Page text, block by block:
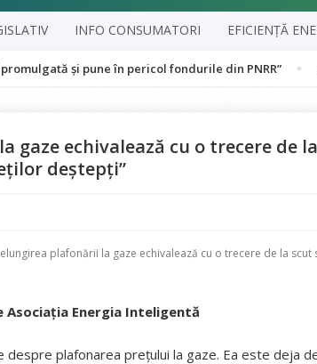
INFO CONSUMATORI EFICIENȚĂ
pune în pericol fondurile din PNRR”
gaze echivalează cu o trecere de
deștepți”
plafonării la gaze echivalează cu o trecere de la scut
Asociația Energia Inteligentă
plafonarea prețului la gaze. Ea este deja